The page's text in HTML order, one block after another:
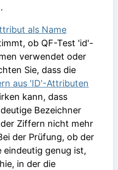
als Name
ob QF-Test 'id'-
verwendet oder
Sie, dass die
aus 'ID'-Attributen
kann, dass
Bezeichner
Ziffern nicht mehr
der Prüfung, ob der
eindeutig genug ist,
in der die